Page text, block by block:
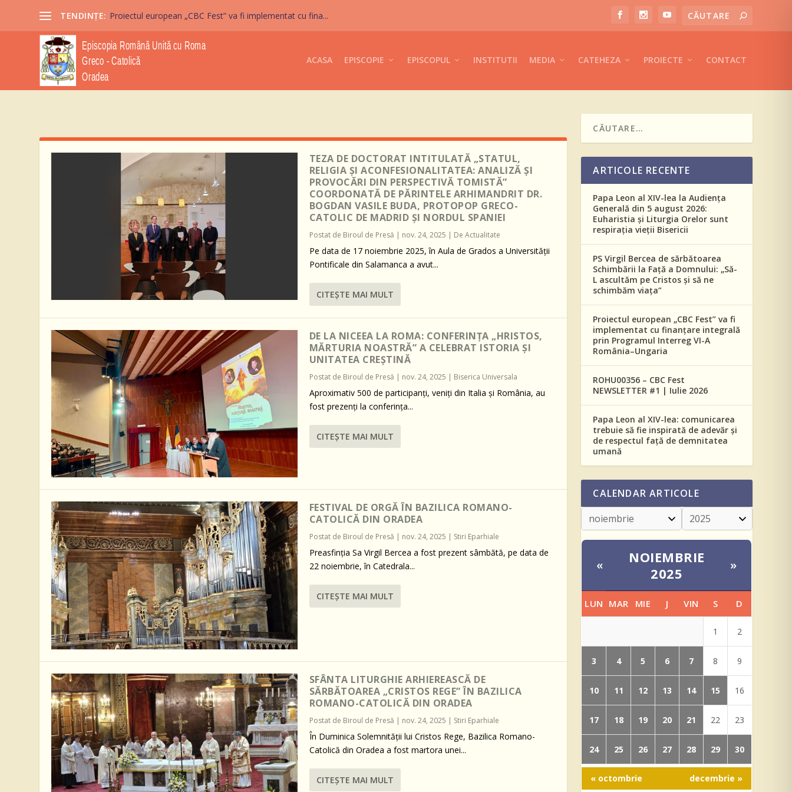
TENDINȚE: Proiectul european „CBC Fest” va fi implementat cu fina...
ACASA EPISCOPIE EPISCOPUL INSTITUTII MEDIA CATEHEZA PROIECTE CONTACT
TEZA DE DOCTORAT INTITULATĂ „STATUL,
RELIGIA ȘI ACONFESIONALITATEA: ANALIZĂ ȘI
PROVOCĂRI DIN PERSPECTIVĂ TOMISTĂ”
COORDONATĂ DE PĂRINTELE ARHIMANDRIT DR.
BOGDAN VASILE BUDA, PROTOPOP GRECO-
CATOLIC DE MADRID ȘI NORDUL SPANIEI
Postat de Biroul de Presă | nov. 24, 2025 | De Actualitate
Pe data de 17 noiembrie 2025, în Aula de Grados a Universității
Pontificale din Salamanca a avut...
CITEŞTE MAI MULT
DE LA NICEEA LA ROMA: CONFERINȚA „HRISTOS,
MĂRTURIA NOASTRĂ” A CELEBRAT ISTORIA ȘI
UNITATEA CREȘTINĂ
Postat de Biroul de Presă | nov. 24, 2025 | Biserica Universala
Aproximativ 500 de participanți, veniți din Italia și România, au
fost prezenți la conferința...
CITEŞTE MAI MULT
FESTIVAL DE ORGĂ ÎN BAZILICA ROMANO-
CATOLICĂ DIN ORADEA
Postat de Biroul de Presă | nov. 24, 2025 | Stiri Eparhiale
Preasfinția Sa Virgil Bercea a fost prezent sâmbătă, pe data de
22 noiembrie, în Catedrala...
CITEŞTE MAI MULT
SFÂNTA LITURGHIE ARHIEREASCĂ DE
SĂRBĂTOAREA „CRISTOS REGE” ÎN BAZILICA
ROMANO-CATOLICĂ DIN ORADEA
Postat de Biroul de Presă | nov. 24, 2025 | Stiri Eparhiale
În Duminica Solemnității lui Cristos Rege, Bazilica Romano-
Catolică din Oradea a fost martora unei...
CITEŞTE MAI MULT
ARTICOLE RECENTE
Papa Leon al XIV-lea la Audiența
Generală din 5 august 2026:
Euharistia și Liturgia Orelor sunt
respirația vieții Bisericii
PS Virgil Bercea de sărbătoarea
Schimbării la Față a Domnului: „Să-
L ascultăm pe Cristos și să ne
schimbăm viața”
Proiectul european „CBC Fest” va fi
implementat cu finanțare integrală
prin Programul Interreg VI-A
România–Ungaria
ROHU00356 – CBC Fest
NEWSLETTER #1 | Iulie 2026
Papa Leon al XIV-lea: comunicarea
trebuie să fie inspirată de adevăr și
de respectul față de demnitatea
umană
CALENDAR ARTICOLE
«
NOIEMBRIE
2025
»
LUN MAR MIE J VIN S D
1 2
3 4 5 6 7 8 9
10 11 12 13 14 15 16
17 18 19 20 21 22 23
24 25 26 27 28 29 30
« octombrie decembrie »